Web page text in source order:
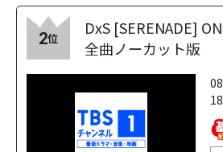
2位
DxS [SERENADE]
全曲ノーカット版